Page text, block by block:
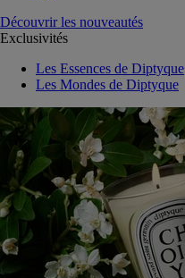
Découvrir les nouveautés
Exclusivités
Les Essences de Diptyque
Les Mondes de Diptyque